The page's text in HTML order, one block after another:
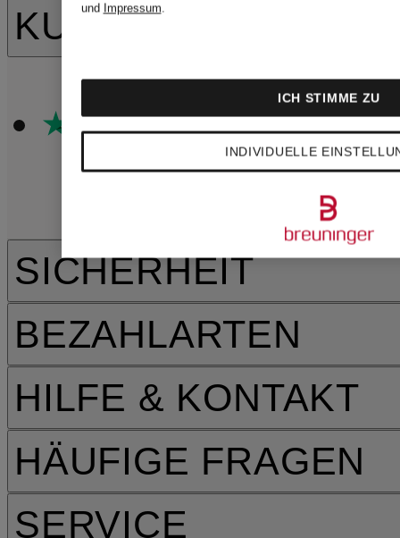
HILFE & KONTAKT
HÄUFIGE FRAGEN
SERVICE
SICHERHEIT
BEZAHLARTEN
und Impressum.
INDIVIDUELLE
ICH STIMME ZU